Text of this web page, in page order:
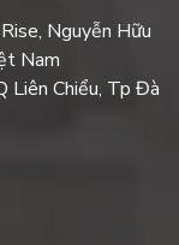
Nguyễn Hữu
Nam
Liên Chiểu, Tp Đà